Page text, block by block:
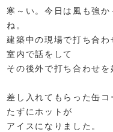
寒～い。今日は風も強
ね。
建築中の現場で打ち合
室内で話をして
その後外で打ち合わせを
差し入れてもらった缶
たずにホットが
アイスになりました。